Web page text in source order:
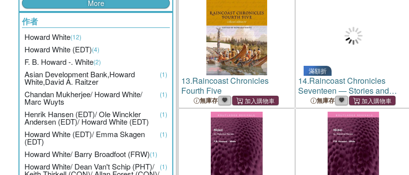
More
作者
Howard White(12)
Howard White (EDT)(4)
F. B. Howard -. White(2)
Asian Development Bank,Howard
White,David A. Raitzer
(1)
Chandan Mukherjee/ Howard White/
Marc Wuyts
(1)
Henrik Hansen (EDT)/ Ole Winckler
Andersen (EDT)/ Howard White (EDT)
(1)
Howard White (EDT)/ Emma Skagen
(EDT)
(1)
Howard White/ Barry Broadfoot (FRW)(1)
Howard White/ Dean Van't Schip (PHT)/ (1)
13.Raincoast Chronicles
Fourth Five
無庫存
滿額折
14.Raincoast Chronicles
Seventeen ― Stories and
History of the Bc Coast
無庫存